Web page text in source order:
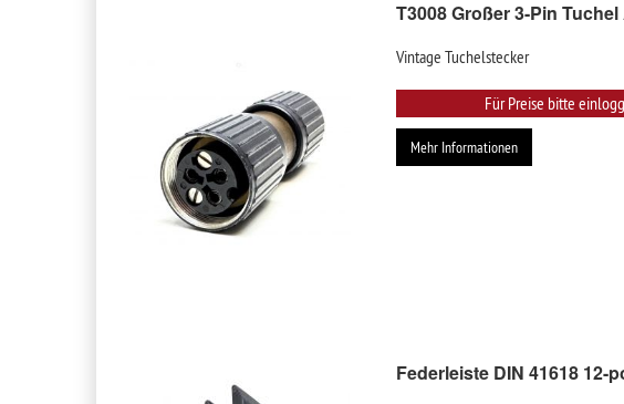
T3008 Großer 3-Pin
Vintage Tuchelstecker
Für Preise bitte
Mehr Informationen
Federleiste DIN 41618 12-